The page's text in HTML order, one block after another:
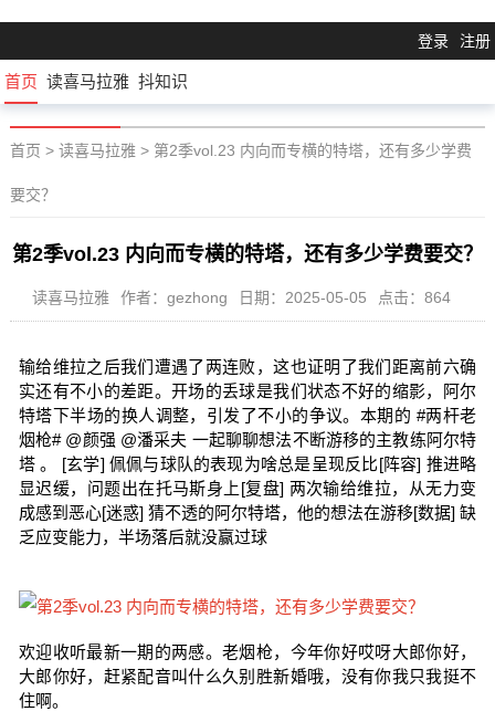
登录 注册
首页 读喜马拉雅 抖知识
首页 > 读喜马拉雅> 第2季vol.23 内向而专横的特塔，还有多少学费
要交？
第2季vol.23 内向而专横的特塔，还有多少学费要交？
读喜马拉雅 作者：gezhong 日期：2025-05-05 点击：864
输给维拉之后我们遭遇了两连败，这也证明了我们距离前六确
实还有不小的差距。开场的丢球是我们状态不好的缩影，阿尔
特塔下半场的换人调整，引发了不小的争议。本期的 #两杆老
烟枪# @颜强 @潘采夫 一起聊聊想法不断游移的主教练阿尔特
塔 。 [玄学] 佩佩与球队的表现为啥总是呈现反比[阵容] 推进略
显迟缓，问题出在托马斯身上[复盘] 两次输给维拉，从无力变
成感到恶心[迷惑] 猜不透的阿尔特塔，他的想法在游移[数据] 缺
乏应变能力，半场落后就没赢过球
欢迎收听最新一期的两感。老烟枪，今年你好哎呀大郎你好，
大郎你好，赶紧配音叫什么久别胜新婚哦，没有你我只我挺不
住啊。